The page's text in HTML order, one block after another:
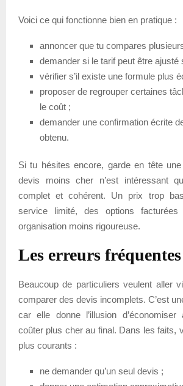
Voici ce qui fonctionne bien en pratique :
annoncer que tu compares
demander si le tarif peut être ajusté
vérifier s’il existe une formule plus
proposer de regrouper certaines
le coût ;
demander une confirmation écrite
obtenu.
Si tu hésites encore, garde en tête
devis moins cher n’est intéressant
complet et cohérent. Un prix trop
service limité, des options
organisation moins rigoureuse.
Les erreurs
Beaucoup de particuliers veulent aller
comparer des devis incomplets. C’est
car elle donne l’illusion d’économiser
coûter plus cher au final. Dans les faits,
plus courants :
ne demander qu’un seul devis ;